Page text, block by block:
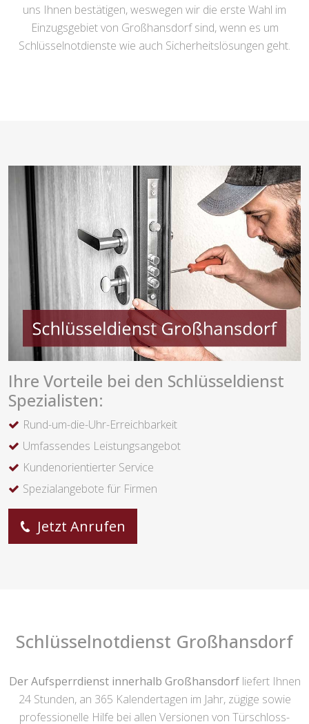
uns Ihnen bestätigen, weswegen wir die erste Wahl im
Einzugsgebiet von Großhansdorf sind, wenn es um
Schlüsselnotdienste wie auch Sicherheitslösungen geht.
Ihre Vorteile bei den Schlüsseldienst
Spezialisten:
Rund-um-die-Uhr-Erreichbarkeit
Umfassendes Leistungsangebot
Kundenorientierter Service
Spezialangebote für Firmen
Jetzt Anrufen
Schlüsselnotdienst Großhansdorf
Der Aufsperrdienst innerhalb Großhansdorfliefert Ihnen
24 Stunden, an 365 Kalendertagen im Jahr, zügige sowie
professionelle Hilfe bei allen Versionen von Türschloss-